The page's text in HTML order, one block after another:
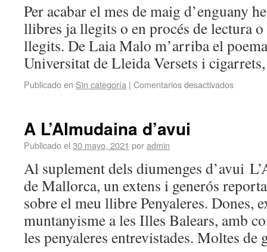
Per acabar el mes de maig d’enguany
llibres ja llegits o en procés de lectura o
llegits. De Laia Malo m’arriba el
Universitat de Lleida Versets i
Publicado en Sin categoría | Comentarios desactivados
A L’Almudaina d’avui
Publicado el 30 mayo, 2021 poradmin
Al suplement dels diumenges d’avui
de Mallorca, un extens i generós
sobre el meu llibre Penyaleres. Dones,
muntanyisme a les Illes Balears, amb
les penyaleres entrevistades. Moltes de